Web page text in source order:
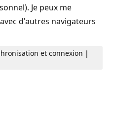
Je peux me
d'autres navigateurs
et connexion |